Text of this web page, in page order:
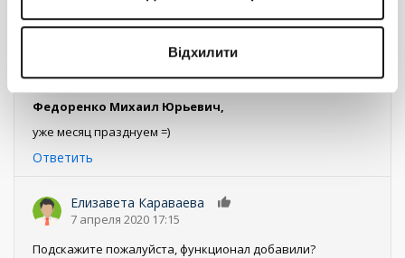
Відхилити
Ответить
Плотников Денис
24 июля 2018 03:35
0
Федоренко Михаил Юрьевич,
уже месяц празднуем =)
Ответить
Елизавета Караваева
7 апреля 2020 17:15
Подскажите пожалуйста, функционал добавили?